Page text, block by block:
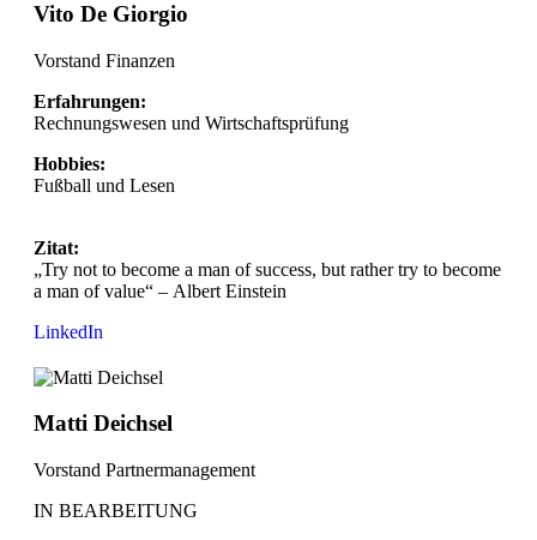
Vito De Giorgio
Vorstand Finanzen
Erfahrungen:
Rechnungswesen und Wirtschaftsprüfung
Hobbies:
Fußball und Lesen
Zitat:
„Try not to become a man of success, but rather try to become
a man of value“ – Albert Einstein
LinkedIn
Matti Deichsel
Vorstand Partnermanagement
IN BEARBEITUNG